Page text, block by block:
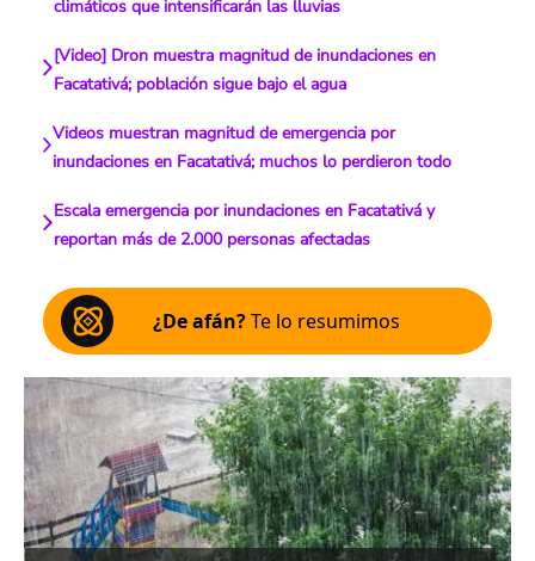
climáticos que intensificarán las lluvias
[Video] Dron muestra magnitud de inundaciones en
Facatativá; población sigue bajo el agua
Videos muestran magnitud de emergencia por
inundaciones en Facatativá; muchos lo perdieron todo
Escala emergencia por inundaciones en Facatativá y
reportan más de 2.000 personas afectadas
¿De afán?Te lo resumimos